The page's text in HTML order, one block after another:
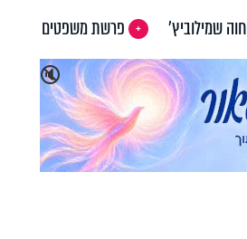
חוה שמילוביץ'
פרשת משפטים
🔇